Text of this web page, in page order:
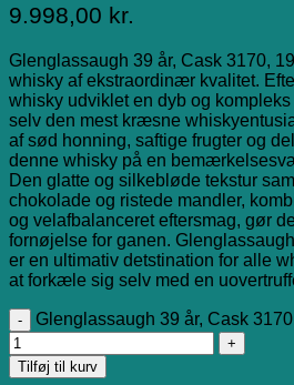
9.998,00 kr.
Glenglassaugh 39 år, Cask 3170,
whisky af ekstraordinær kvalitet.
whisky udviklet en dyb og
selv den mest kræsne
af sød honning, saftige frugter og
denne whisky på en
Den glatte og silkebløde tekstur
chokolade og ristede mandler,
og velafbalanceret eftersmag, gør
fornøjelse for ganen.
er en ultimativ detstination for alle
at forkæle sig selv med en
Glenglassaugh 39 år, Cask
Tilføj til kurv